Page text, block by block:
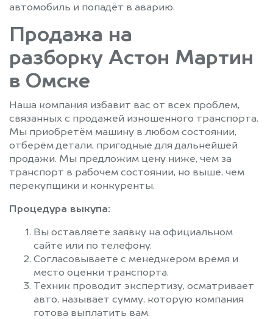
автомобиль и попадёт в аварию.
Продажа на
разборку Астон Мартин
в Омске
Наша компания избавит вас от всех проблем,
связанных с продажей изношенного транспорта.
Мы приобретём машину в любом состоянии,
отберём детали, пригодные для дальнейшей
продажи. Мы предложим цену ниже, чем за
транспорт в рабочем состоянии, но выше, чем
перекупщики и конкуренты.
Процедура выкупа:
Вы оставляете заявку на официальном
сайте или по телефону.
Согласовываете с менеджером время и
место оценки транспорта.
Техник проводит экспертизу, осматривает
авто, называет сумму, которую компания
готова выплатить вам.